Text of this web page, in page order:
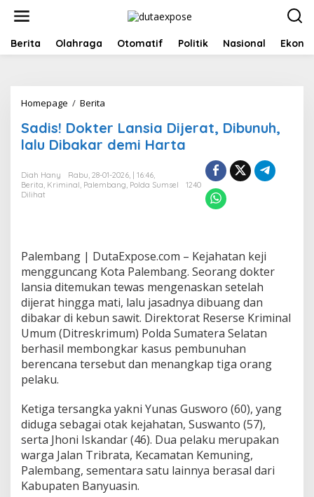
t
Berita Olahraga Otomatif Politik Nasional
Homepage / Berita
d
s
D
o
L
a
n
s
i
a
D
j
e
t
D
i
b
u
n
u
Sadis! Dokter Lansia Dijerat, Dibunuh,
lalu Dibakar demi Harta
Diah Hany
Rabu, 28-01-2026, | 16:46,
Berita, Kriminal, Palembang, Polda Sumsel
1240
Dilihat
Palembang | DutaExpose.com – Kejahatan keji
mengguncang Kota Palembang. Seorang dokter
lansia ditemukan tewas mengenaskan setelah
dijerat hingga mati, lalu jasadnya dibuang dan
dibakar di kebun sawit. Direktorat Reserse Kriminal
Umum (Ditreskrimum) Polda Sumatera Selatan
berhasil membongkar kasus pembunuhan
berencana tersebut dan menangkap tiga orang
pelaku.
Ketiga tersangka yakni Yunas Gusworo (60), yang
diduga sebagai otak kejahatan, Suswanto (57),
serta Jhoni Iskandar (46). Dua pelaku merupakan
warga Jalan Tribrata, Kecamatan Kemuning,
Palembang, sementara satu lainnya berasal dari
Kabupaten Banyuasin.